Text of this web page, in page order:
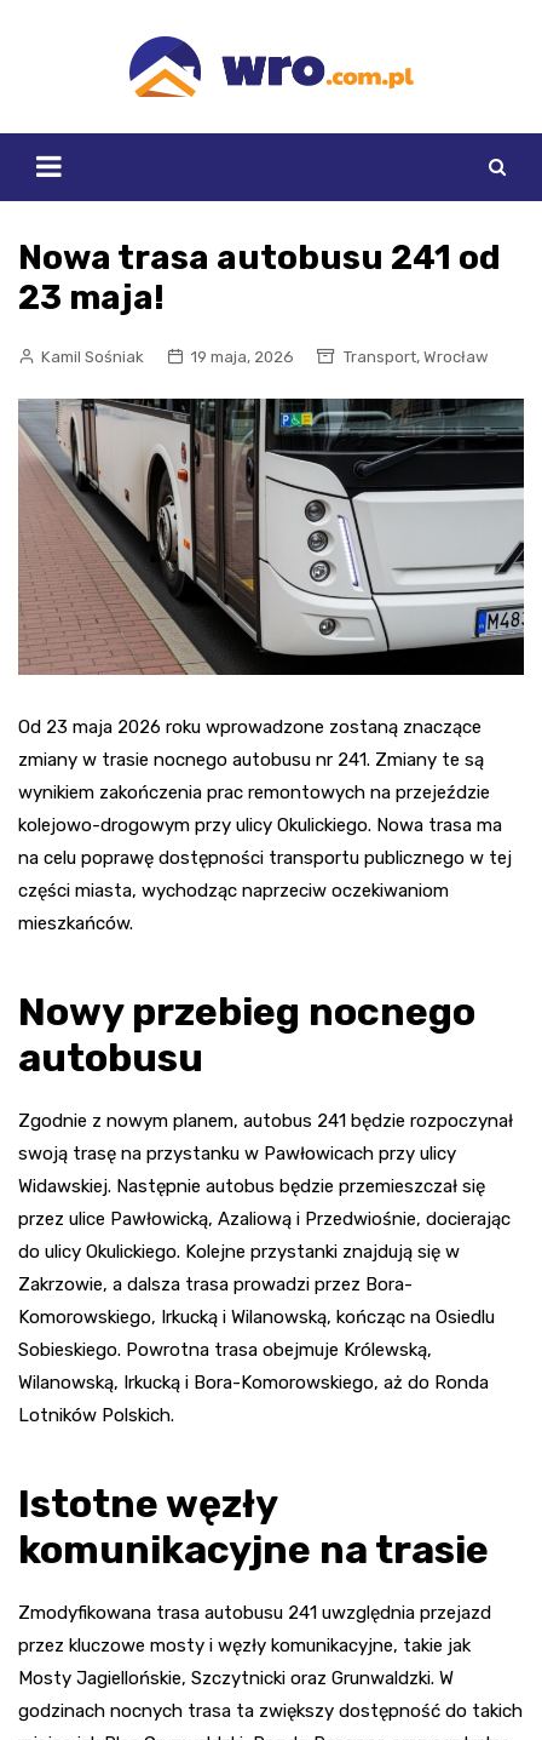
Nowa trasa autobusu 241 od
23 maja!
Kamil Sośniak 19 maja, 2026 Transport, Wrocław
Od 23 maja 2026 roku wprowadzone zostaną znaczące
zmiany w trasie nocnego autobusu nr 241. Zmiany te są
wynikiem zakończenia prac remontowych na przejeździe
kolejowo-drogowym przy ulicy Okulickiego. Nowa trasa ma
na celu poprawę dostępności transportu publicznego w tej
części miasta, wychodząc naprzeciw oczekiwaniom
mieszkańców.
Nowy przebieg nocnego
autobusu
Zgodnie z nowym planem, autobus 241 będzie rozpoczynał
swoją trasę na przystanku w Pawłowicach przy ulicy
Widawskiej. Następnie autobus będzie przemieszczał się
przez ulice Pawłowicką, Azaliową i Przedwiośnie, docierając
do ulicy Okulickiego. Kolejne przystanki znajdują się w
Zakrzowie, a dalsza trasa prowadzi przez Bora-
Komorowskiego, Irkucką i Wilanowską, kończąc na Osiedlu
Sobieskiego. Powrotna trasa obejmuje Królewską,
Wilanowską, Irkucką i Bora-Komorowskiego, aż do Ronda
Lotników Polskich.
Istotne węzły
komunikacyjne na trasie
Zmodyfikowana trasa autobusu 241 uwzględnia przejazd
przez kluczowe mosty i węzły komunikacyjne, takie jak
Mosty Jagiellońskie, Szczytnicki oraz Grunwaldzki. W
godzinach nocnych trasa ta zwiększy dostępność do takich